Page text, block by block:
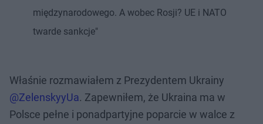
międzynarodowego. A wobec Rosji? UE i NATO
twarde sankcje"
Właśnie rozmawiałem z Prezydentem Ukrainy
@ZelenskyyUa. Zapewniłem, że Ukraina ma w
Polsce pełne i ponadpartyjne poparcie w walce z